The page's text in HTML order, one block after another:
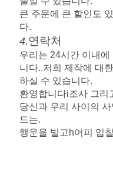
큰 주문에 큰 할인도
다.
4.연락처
우리는 24시간 이내
니다..저희 제작에 대
하실 수 있습니다.
환영합니다i조사 그리
당신과 우리 사이의
드는.
행운을 빌고 h어피 입